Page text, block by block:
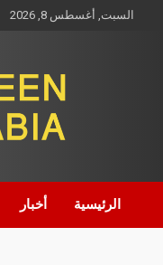
السبت, أغسطس 8, 2026
Arabia
الرئيسية أخبار